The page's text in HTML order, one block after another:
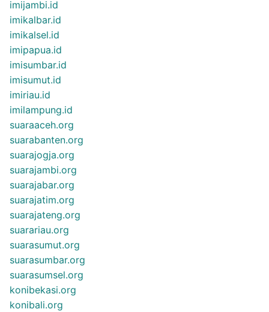
imijambi.id
imikalbar.id
imikalsel.id
imipapua.id
imisumbar.id
imisumut.id
imiriau.id
imilampung.id
suaraaceh.org
suarabanten.org
suarajogja.org
suarajambi.org
suarajabar.org
suarajatim.org
suarajateng.org
suarariau.org
suarasumut.org
suarasumbar.org
suarasumsel.org
konibekasi.org
konibali.org